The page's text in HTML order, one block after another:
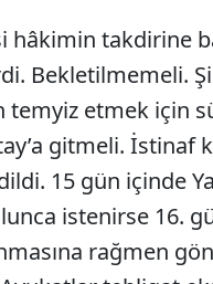
hâkimin takdirine
Bekletilmemeli.
temyiz etmek için
gitmeli. İstinaf
15 gün içinde
istenirse 16.
rağmen